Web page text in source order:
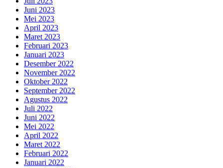
Juni 2023
Mei 2023
April 2023
Maret 2023
Februari 2023
Januari 2023
Desember 2022
November 2022
Oktober 2022
September 2022
Agustus 2022
Juli 2022
Juni 2022
Mei 2022
April 2022
Maret 2022
Februari 2022
Januari 2022